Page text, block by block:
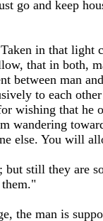
go and keep
in that light
that in both,
between man
to each
wishing that he
wandering
else. You will
still they are
the man is